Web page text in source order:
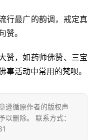
行最广的韵调，戒定真
赞。
赞，如药师佛赞、三宝
活动中常用的梵呗。
遵循原作者的版权声
以删除。 联系方式：